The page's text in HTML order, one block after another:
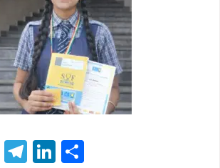
WhatsApp
Telegram
LinkedIn